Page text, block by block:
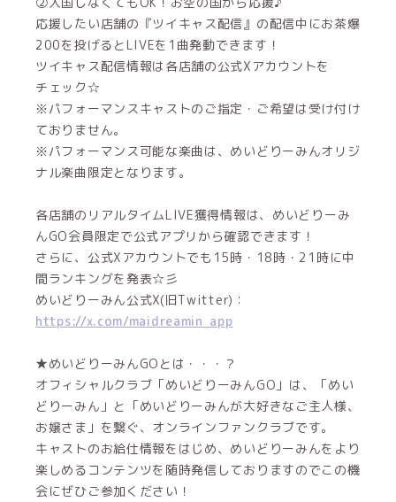
応援したい店舗の『ツイキャス配信』の配信中にお茶爆
200を投げるとLIVEを1曲発動できます！
ツイキャス配信情報は各店舗の公式Xアカウントを
チェック☆
※パフォーマンスキャストのご指定・ご希望は受け付け
ておりません。
※パフォーマンス可能な楽曲は、めいどりーみんオリジ
ナル楽曲限定となります。
各店舗のリアルタイムLIVE獲得情報は、めいどりーみ
んGO会員限定で公式アプリから確認できます！
さらに、公式Xアカウントでも15時・18時・21時に中
間ランキングを発表☆彡
めいどりーみん公式X(旧Twitter)：
https://x.com/maidreamin_app
★めいどりーみんGOとは・・・？
オフィシャルクラブ「めいどりーみんGO」は、「めい
どりーみん」と「めいどりーみんが大好きなご主人様、
お嬢さま」を繋ぐ、オンラインファンクラブです。
キャストのお給仕情報をはじめ、めいどりーみんをより
楽しめるコンテンツを随時発信しておりますのでこの機
会にぜひご参加ください！